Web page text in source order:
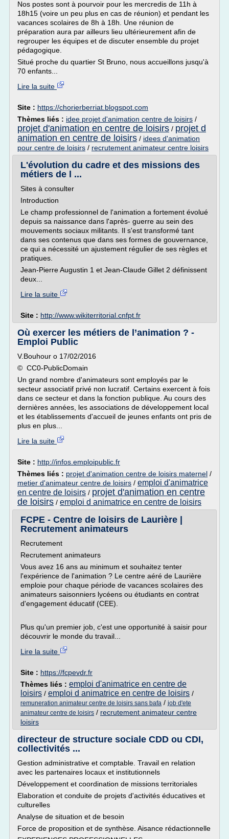
Nos postes sont à pourvoir pour les mercredis de 11h à
18h15 (voire un peu plus en cas de réunion) et pendant les
vacances scolaires de 8h à 18h. Une réunion de
préparation aura par ailleurs lieu ultérieurement afin de
regrouper les équipes et de discuter ensemble du projet
pédagogique.
Situé proche du quartier St Bruno, nous accueillons jusqu'à
70 enfants...
Lire la suite
Site : https://chorierberriat.blogspot.com
Thèmes liés : idee projet d'animation centre de loisirs /
projet d'animation en centre de loisirs / projet d
animation en centre de loisirs / idees d'animation
pour centre de loisirs / recrutement animateur centre loisirs
L'évolution du cadre et des missions des
métiers de l ...
Sites à consulter
Introduction
Le champ professionnel de l'animation a fortement évolué
depuis sa naissance dans l'après- guerre au sein des
mouvements sociaux militants. Il s'est transformé tant
dans ses contenus que dans ses formes de gouvernance,
ce qui a nécessité un ajustement régulier de ses règles et
pratiques.
Jean-Pierre Augustin 1 et Jean-Claude Gillet 2 définissent
deux...
Lire la suite
Site : http://www.wikiterritorial.cnfpt.fr
Où exercer les métiers de l’animation ? -
Emploi Public
V.Bouhour o 17/02/2016
© CC0-PublicDomain
Un grand nombre d'animateurs sont employés par le
secteur associatif privé non lucratif. Certains exercent à fois
dans ce secteur et dans la fonction publique. Au cours des
dernières années, les associations de développement local
et les établissements d'accueil de jeunes enfants ont pris de
plus en plus...
Lire la suite
Site : http://infos.emploipublic.fr
Thèmes liés : projet d'animation centre de loisirs maternel /
metier d'animateur centre de loisirs / emploi d'animatrice
en centre de loisirs / projet d'animation en centre
de loisirs / emploi d animatrice en centre de loisirs
FCPE - Centre de loisirs de Laurière |
Recrutement animateurs
Recrutement
Recrutement animateurs
Vous avez 16 ans au minimum et souhaitez tenter
l'expérience de l'animation ? Le centre aéré de Laurière
emploie pour chaque période de vacances scolaires des
animateurs saisonniers lycéens ou étudiants en contrat
d'engagement éducatif (CEE).
Plus qu'un premier job, c'est une opportunité à saisir pour
découvrir le monde du travail...
Lire la suite
Site : https://fcpevdr.fr
Thèmes liés : emploi d'animatrice en centre de
loisirs / emploi d animatrice en centre de loisirs /
remuneration animateur centre de loisirs sans bafa / job d'ete
animateur centre de loisirs / recrutement animateur centre
loisirs
directeur de structure sociale CDD ou CDI,
collectivités ...
Gestion administrative et comptable. Travail en relation
avec les partenaires locaux et institutionnels
Développement et coordination de missions territoriales
Elaboration et conduite de projets d'activités éducatives et
culturelles
Analyse de situation et de besoin
Force de proposition et de synthèse. Aisance rédactionnelle